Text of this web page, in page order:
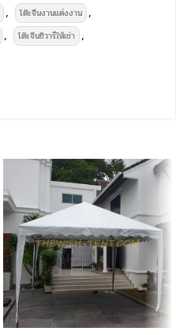
, โต๊ะจีนงานแต่งงาน ,
, โต๊ะจีนชิวารีให้เช่า ,